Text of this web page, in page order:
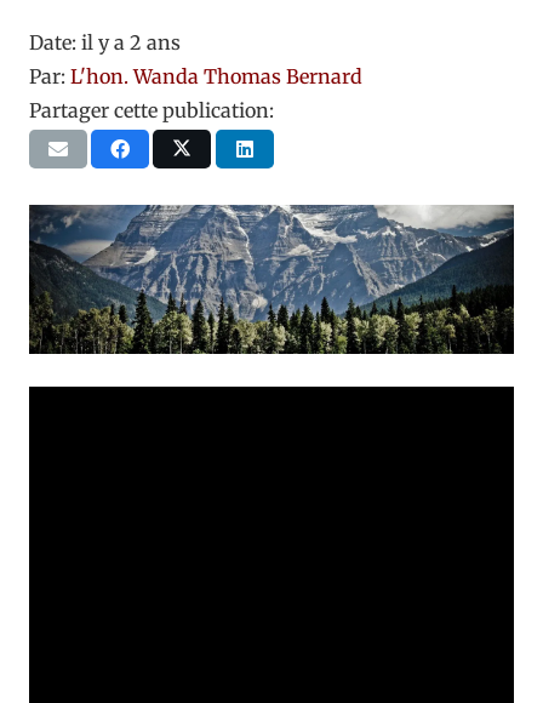
Date: il y a 2 ans
Par: L'hon. Wanda Thomas Bernard
Partager cette publication: